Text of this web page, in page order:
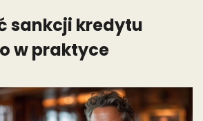
sankcji kredytu
w praktyce